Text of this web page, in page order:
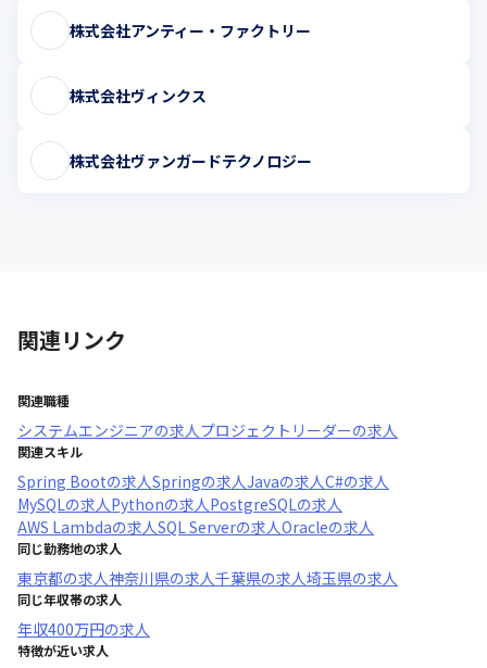
株式会社アンティー・ファクトリー
株式会社ヴィンクス
株式会社ヴァンガードテクノロジー
関連リンク
関連職種
システムエンジニアの求人プロジェクトリーダーの求人
関連スキル
Spring Bootの求人Springの求人Javaの求人C#の求人
MySQLの求人Pythonの求人PostgreSQLの求人
AWS Lambdaの求人SQL Serverの求人Oracleの求人
同じ勤務地の求人
東京都の求人神奈川県の求人千葉県の求人埼玉県の求人
同じ年収帯の求人
年収400万円の求人
特徴が近い求人